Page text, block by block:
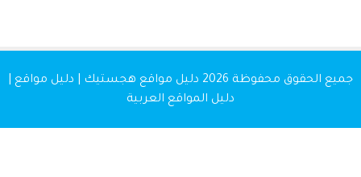
الحقوق محفوظة 2026
دليل مواقع هجستيك | دليل مواقع |
دليل المواقع العربية